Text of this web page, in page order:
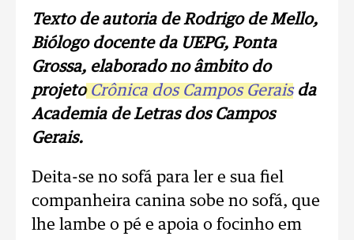
Texto de autoria de Rodrigo de Mello,
Biólogo docente da UEPG, Ponta
Grossa, elaborado no âmbito do
projetoCrônica dos Campos Geraisda
Academia de Letras dos Campos
Gerais.
Deita-se no sofá para ler e sua fiel
companheira canina sobe no sofá, que
lhe lambe o pé e apoia o focinho em